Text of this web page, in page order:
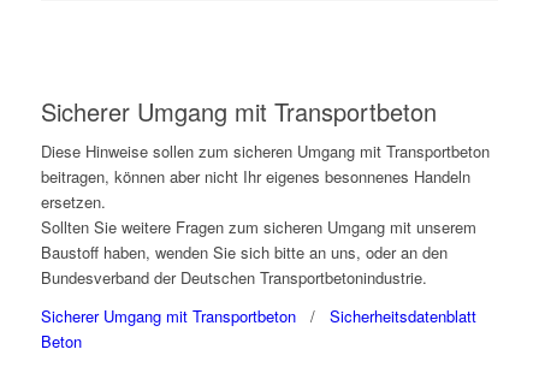
Sicherer Umgang mit Transportbeton
Diese Hinweise sollen zum sicheren Umgang mit Transportbeton
beitragen, können aber nicht Ihr eigenes besonnenes Handeln
ersetzen.
Sollten Sie weitere Fragen zum sicheren Umgang mit unserem
Baustoff haben, wenden Sie sich bitte an uns, oder an den
Bundesverband der Deutschen Transportbetonindustrie.
Sicherer Umgang mit Transportbeton/ Sicherheitsdatenblatt
Beton